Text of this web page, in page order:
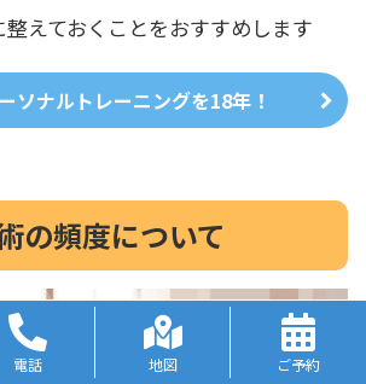
えておくことをおすすめします
ソナルトレーニングを18年！
の頻度について
電話 地図 ご予約